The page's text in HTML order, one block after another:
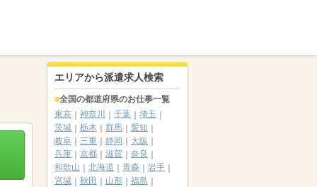
エリアから派遣求人検索
全国の都道府県のお仕事一覧
東京
神奈川 千葉
埼玉
茨城
栃木 群馬
愛知
岐阜
三重 静岡
大阪
兵庫
京都 滋賀
奈良
和歌山
北海道 青森
岩手
宮城
秋田 山形
福島